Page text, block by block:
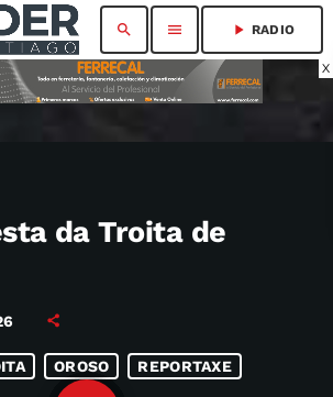
X
search menu play_arrow RADIO
da Troita de
OROSO REPORTAXE